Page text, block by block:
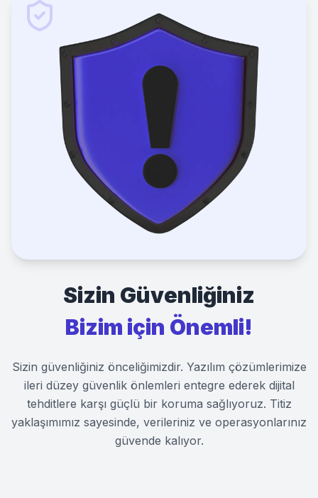
1
0
1
0
1
Sizin Güvenliğiniz
Bizim için Önemli!
Sizin güvenliğiniz önceliğimizdir. Yazılım çözümlerimize
ileri düzey güvenlik önlemleri entegre ederek dijital
tehditlere karşı güçlü bir koruma sağlıyoruz. Titiz
yaklaşımımız sayesinde, verileriniz ve operasyonlarınız
güvende kalıyor.